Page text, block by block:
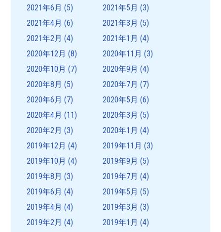
2021年6月 (5) 2021年5月 (3)
2021年4月 (6) 2021年3月 (5)
2021年2月 (4) 2021年1月 (4)
2020年12月 (8) 2020年11月 (3)
2020年10月 (7) 2020年9月 (4)
2020年8月 (5) 2020年7月 (7)
2020年6月 (7) 2020年5月 (6)
2020年4月 (11) 2020年3月 (5)
2020年2月 (3) 2020年1月 (4)
2019年12月 (4) 2019年11月 (3)
2019年10月 (4) 2019年9月 (5)
2019年8月 (3) 2019年7月 (4)
2019年6月 (4) 2019年5月 (5)
2019年4月 (4) 2019年3月 (3)
2019年2月 (4) 2019年1月 (4)